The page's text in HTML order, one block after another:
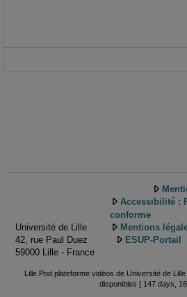
Université de Lille
42, rue Paul Duez
59000 Lille - France
Accessibilité :
conforme
Mentions
ESUP-Portail
Lille.Pod plateforme vidéos de Université de Lille
disponibles [ 147 days,